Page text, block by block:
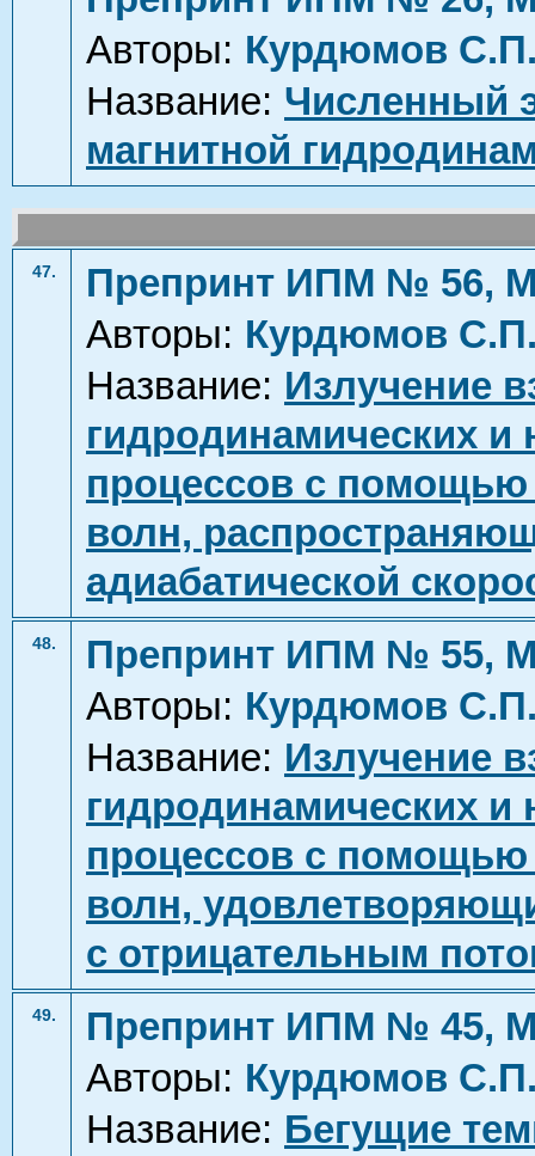
Авторы: Курдюмов
Название: Численный
магнитной
47.
Препринт ИПМ № 56,
Авторы: Курдюмов
Название: Излучение
гидродинамических
процессов с помощью
волн,
адиабатической
48.
Препринт ИПМ № 55,
Авторы: Курдюмов
Название: Излучение
гидродинамических
процессов с помощью
волн,
с отрицательным
49.
Препринт ИПМ № 45,
Авторы: Курдюмов
Название: Бегущие